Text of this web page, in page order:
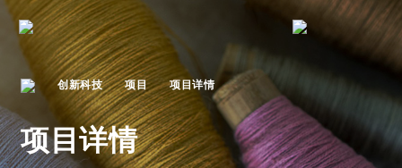
创新科技 项目 项目详情
项目详情